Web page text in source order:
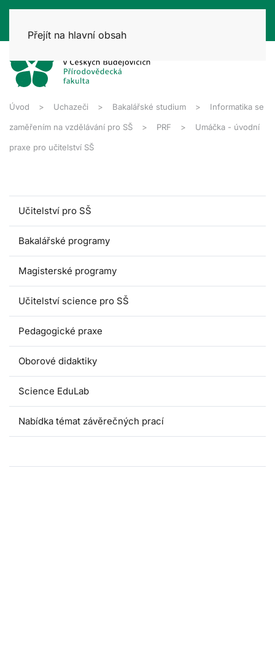
Přejít na hlavní obsah
Úvod Uchazeči Bakalářské studium Informatika se
zaměřením na vzdělávání pro SŠ PRF Umáčka - úvodní
praxe pro učitelství SŠ
Učitelství pro SŠ
Bakalářské programy
Magisterské programy
Učitelství science pro SŠ
Pedagogické praxe
Oborové didaktiky
Science EduLab
Nabídka témat závěrečných prací